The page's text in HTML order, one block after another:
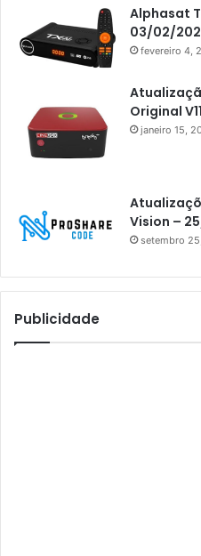
Athomics
Athomics Eon
Athomics i3
Athomics i3
Athomics
Athomics
Athomics S3
Athomics T3
Atto
AttoNet
Alphasat
03/02/
fevereiro 4,
Original
janeiro 15,
Vision –
setembro
Publicidade